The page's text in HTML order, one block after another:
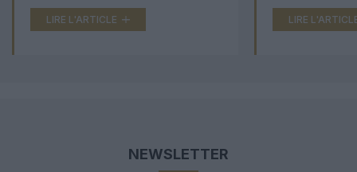
LIRE L'ARTICLE LIRE
NEWSLETTER